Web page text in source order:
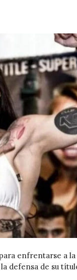
enfrentarse a
defensa de su